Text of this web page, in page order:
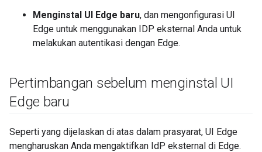
Menginstal UI Edge baru, dan mengonfigurasi UI
Edge untuk menggunakan IDP eksternal Anda untuk
melakukan autentikasi dengan Edge.
Pertimbangan sebelum menginstal UI
Edge baru
Seperti yang dijelaskan di atas dalam prasyarat, UI Edge
mengharuskan Anda mengaktifkan IdP eksternal di Edge.